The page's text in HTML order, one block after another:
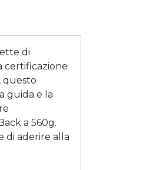
di
certificazione
questo
guida e la
a 560g.
di aderire alla